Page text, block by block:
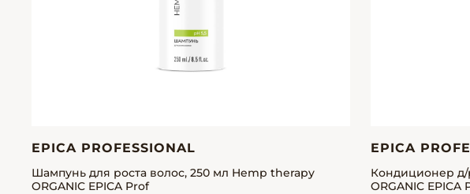
EPICA PROFESSIONAL
Шампунь для роста волос, 250 мл Hemp therapy
ORGANIC EPICA Prof
EPICA
Кондиционер д/
ORGANIC EPICA